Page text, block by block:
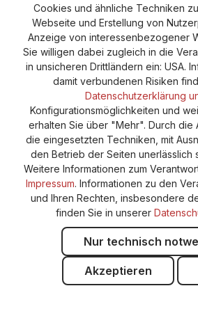
Cookie-Einstellungen
Cookies und ähnliche Techniken
Webseite und Erstellung von
Anzeige von interessenbezogener
Sie willigen dabei zugleich in die
in unsicheren Drittländern ein: USA.
damit verbundenen Risiken
Datenschutzerklärung
Konfigurationsmöglichkeiten und
erhalten Sie über "Mehr". Durch die
die eingesetzten Techniken, mit
den Betrieb der Seiten unerlässlich
Weitere Informationen zum
Impressum. Informationen zu den
und Ihren Rechten, insbesondere
finden Sie in unserer
Nur technisch
Akzeptieren